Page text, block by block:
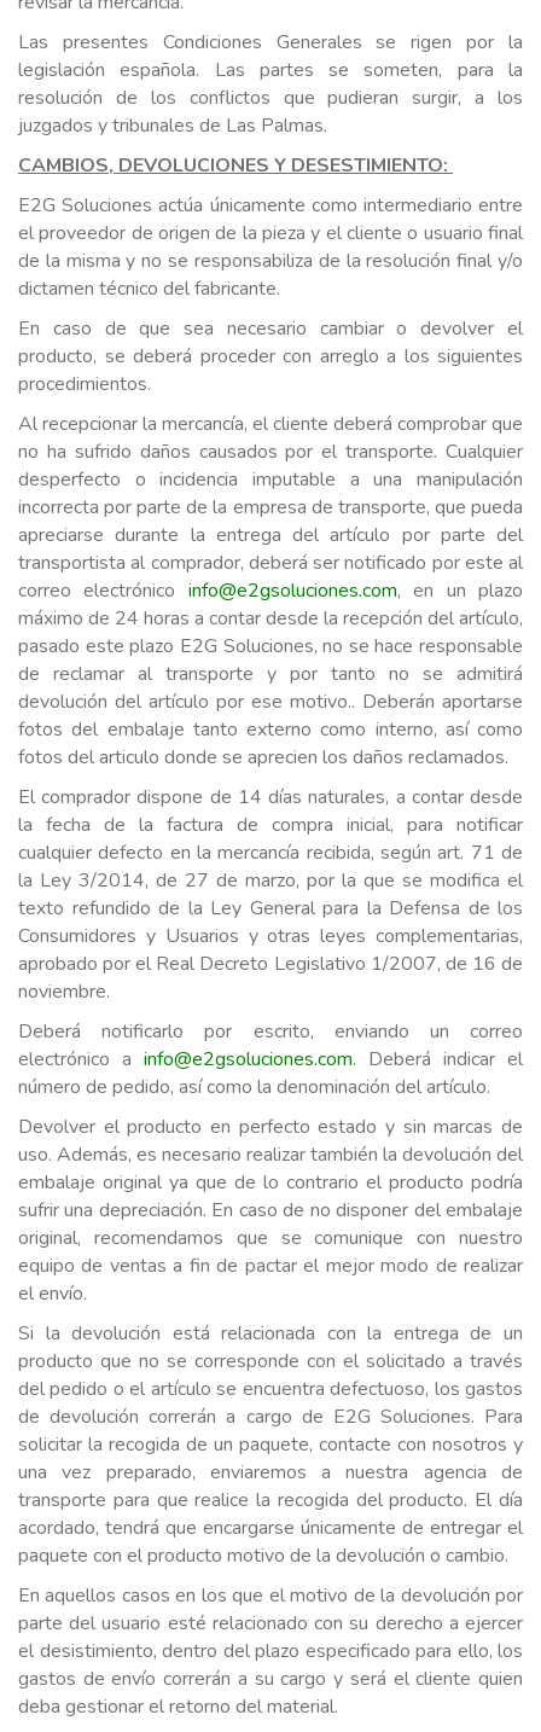
Las presentes Condiciones Generales se rigen por la
legislación española. Las partes se someten, para la
resolución de los conflictos que pudieran surgir, a los
juzgados y tribunales de Las Palmas.
CAMBIOS, DEVOLUCIONES Y DESESTIMIENTO:
E2G Soluciones actúa únicamente como intermediario entre
el proveedor de origen de la pieza y el cliente o usuario final
de la misma y no se responsabiliza de la resolución final y/o
dictamen técnico del fabricante.
En caso de que sea necesario cambiar o devolver el
producto, se deberá proceder con arreglo a los siguientes
procedimientos.
Al recepcionar la mercancía, el cliente deberá comprobar que
no ha sufrido daños causados por el transporte. Cualquier
desperfecto o incidencia imputable a una manipulación
incorrecta por parte de la empresa de transporte, que pueda
apreciarse durante la entrega del artículo por parte del
transportista al comprador, deberá ser notificado por este al
correo electrónico info@e2gsoluciones.com, en un plazo
máximo de 24 horas a contar desde la recepción del artículo,
pasado este plazo E2G Soluciones, no se hace responsable
de reclamar al transporte y por tanto no se admitirá
devolución del artículo por ese motivo.. Deberán aportarse
fotos del embalaje tanto externo como interno, así como
fotos del articulo donde se aprecien los daños reclamados.
El comprador dispone de 14 días naturales, a contar desde
la fecha de la factura de compra inicial, para notificar
cualquier defecto en la mercancía recibida, según art. 71 de
la Ley 3/2014, de 27 de marzo, por la que se modifica el
texto refundido de la Ley General para la Defensa de los
Consumidores y Usuarios y otras leyes complementarias,
aprobado por el Real Decreto Legislativo 1/2007, de 16 de
noviembre.
Deberá notificarlo por escrito, enviando un correo
electrónico a info@e2gsoluciones.com. Deberá indicar el
número de pedido, así como la denominación del artículo.
Devolver el producto en perfecto estado y sin marcas de
uso. Además, es necesario realizar también la devolución del
embalaje original ya que de lo contrario el producto podría
sufrir una depreciación. En caso de no disponer del embalaje
original, recomendamos que se comunique con nuestro
equipo de ventas a fin de pactar el mejor modo de realizar
el envío.
Si la devolución está relacionada con la entrega de un
producto que no se corresponde con el solicitado a través
del pedido o el artículo se encuentra defectuoso, los gastos
de devolución correrán a cargo de E2G Soluciones. Para
solicitar la recogida de un paquete, contacte con nosotros y
una vez preparado, enviaremos a nuestra agencia de
transporte para que realice la recogida del producto. El día
acordado, tendrá que encargarse únicamente de entregar el
paquete con el producto motivo de la devolución o cambio.
En aquellos casos en los que el motivo de la devolución por
parte del usuario esté relacionado con su derecho a ejercer
el desistimiento, dentro del plazo especificado para ello, los
gastos de envío correrán a su cargo y será el cliente quien
deba gestionar el retorno del material.